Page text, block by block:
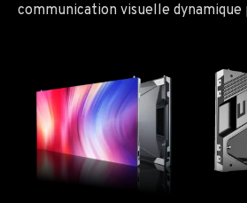
communication visuelle dynamique